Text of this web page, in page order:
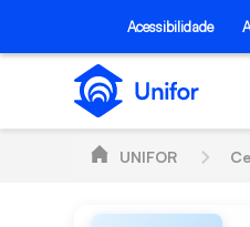
Pular para o Conteúdo
Acessibilidade
UNIFOR